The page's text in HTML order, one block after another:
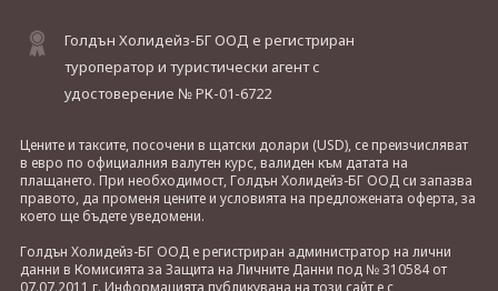
Голдън Холидейз-БГ ООД е регистриран
туроператор и туристически агент с
удостоверение № РК-01-6722
Цените и таксите, посочени в щатски долари (USD), се преизчисляват
в евро по официалния валутен курс, валиден към датата на
плащането. При необходимост, Голдън Холидейз-БГ ООД си запазва
правото, да променя цените и условията на предложената оферта, за
което ще бъдете уведомени.
Голдън Холидейз-БГ ООД е регистриран администратор на лични
данни в Комисията за Защита на Личните Данни под № 310584 от
07.07.2011 г. Информацията публикувана на този сайт е с